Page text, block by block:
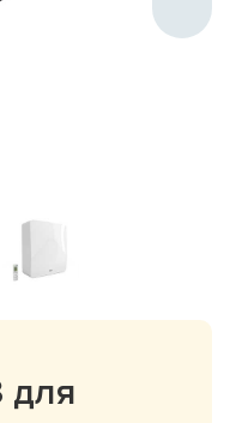
для